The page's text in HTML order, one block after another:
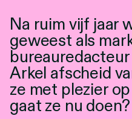
Na ruim vijf jaar
geweest als
Arkel afscheid
ze met plezier
gaat ze nu doen?
Vacatures
Locaties
Personen
Toegankelijkheid